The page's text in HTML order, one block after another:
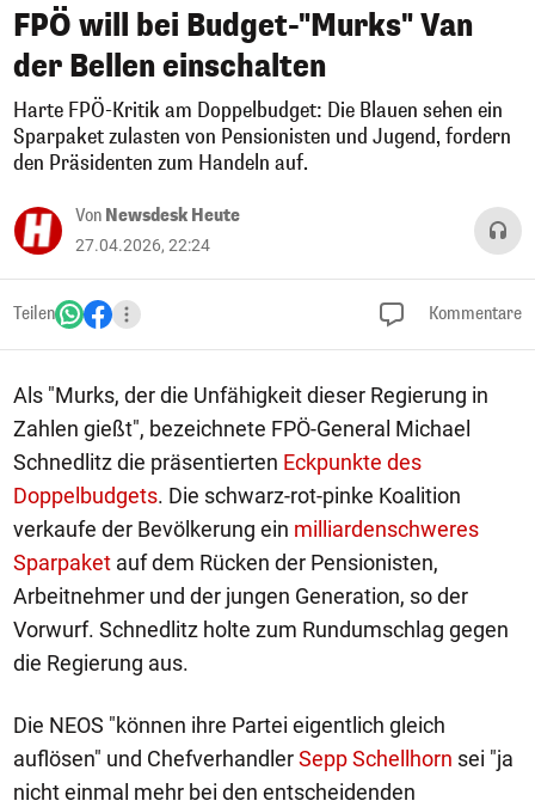
FPÖ will bei Budget-"Murks" Van
der Bellen einschalten
Harte FPÖ-Kritik am Doppelbudget: Die Blauen sehen ein
Sparpaket zulasten von Pensionisten und Jugend, fordern
den Präsidenten zum Handeln auf.
Von Newsdesk Heute
27.04.2026, 22:24
Teilen Kommentare
Als "Murks, der die Unfähigkeit dieser Regierung in
Zahlen gießt", bezeichnete FPÖ-General Michael
Schnedlitz die präsentierten Eckpunkte des
Doppelbudgets. Die schwarz-rot-pinke Koalition
verkaufe der Bevölkerung ein milliardenschweres
Sparpaket auf dem Rücken der Pensionisten,
Arbeitnehmer und der jungen Generation, so der
Vorwurf. Schnedlitz holte zum Rundumschlag gegen
die Regierung aus.
Die NEOS "können ihre Partei eigentlich gleich
auflösen" und ChefverhandlerSepp Schellhorn sei "ja
nicht einmal mehr bei den entscheidenden